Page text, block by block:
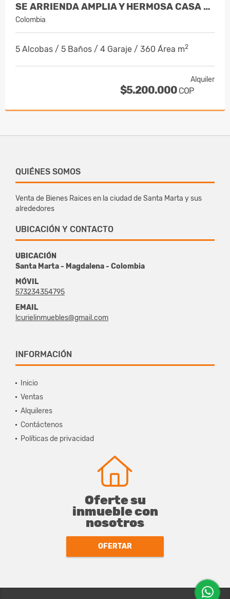
SE ARRIENDA AMPLIA Y HERMOSA CASA DE 2…
Colombia
5 Alcobas / 5 Baños / 4 Garaje / 360 Área m2
Alquiler
$5.200.000 COP
QUIÉNES SOMOS
Venta de Bienes Raices en la ciudad de Santa Marta y sus
alrededores
UBICACIÓN Y CONTACTO
UBICACIÓN
Santa Marta - Magdalena - Colombia
MÓVIL
573234354795
EMAIL
lcurielinmuebles@gmail.com
INFORMACIÓN
Inicio
Ventas
Alquileres
Contáctenos
Políticas de privacidad
Oferte su
inmueble con
nosotros
OFERTAR